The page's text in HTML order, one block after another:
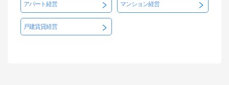
アパート経営 マンション経営
戸建賃貸経営